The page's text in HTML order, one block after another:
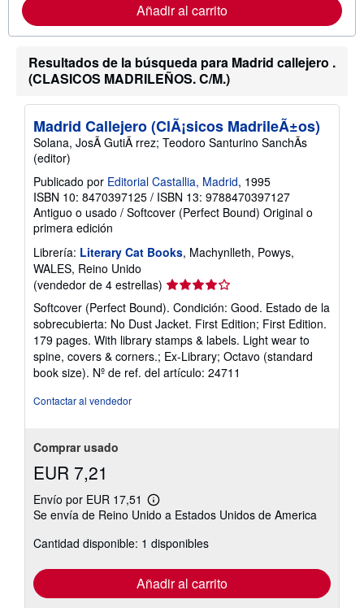
c
i
n
e
l
a
a
r
i
f
d
v
í
o
Añadir al carrito
Resultados de la búsqueda para Madrid callejero .
(CLASICOS MADRILEÑOS. C/M.)
Madrid Callejero (ClÃ¡sicos MadrileÃ±os)
Solana, JosÃ GutiÃ rrez; Teodoro Santurino SanchÃs
(editor)
Publicado por Editorial Castallia, Madrid, 1995
ISBN 10: 8470397125 / ISBN 13: 9788470397127
Antiguo o usado / Softcover (Perfect Bound) Original o
primera edición
Librería: Literary Cat Books, Machynlleth, Powys,
WALES, Reino Unido
(vendedor de 4 estrellas) Calificación
del
vendedor:
4
de
5
estrellas
Softcover (Perfect Bound). Condición: Good. Estado de la
sobrecubierta: No Dust Jacket. First Edition; First Edition.
179 pages. With library stamps & labels. Light wear to
spine, covers & corners.; Ex-Library; Octavo (standard
book size). Nº de ref. del artículo: 24711
Contactar al vendedor
Comprar usado
EUR 7,21
Envío por EUR 17,51
Más
información
las
tarifas
envío
Se envía de Reino Unido a Estados Unidos de America
Cantidad disponible: 1 disponibles
Añadir al carrito